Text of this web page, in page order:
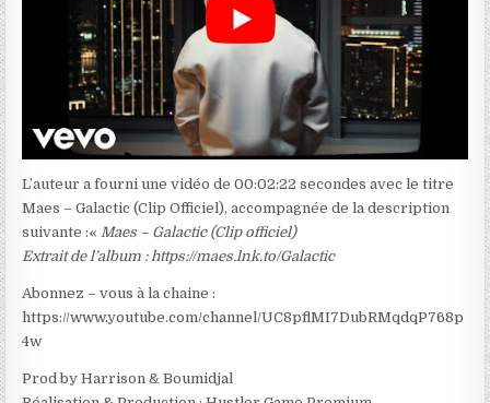
L’auteur a fourni une vidéo de 00:02:22 secondes avec le titre
Maes – Galactic (Clip Officiel), accompagnée de la description
suivante :« Maes – Galactic (Clip officiel)
Extrait de l’album : https://maes.lnk.to/Galactic
Abonnez – vous à la chaine :
https://www.youtube.com/channel/UC8pflMI7DubRMqdqP768p
4w
Prod by Harrison & Boumidjal